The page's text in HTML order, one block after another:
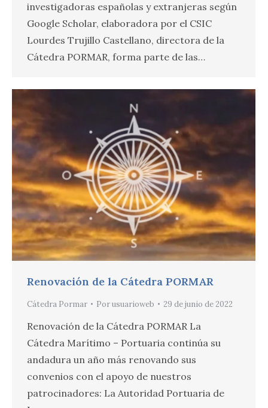
investigadoras españolas y extranjeras según
Google Scholar, elaboradora por el CSIC
Lourdes Trujillo Castellano, directora de la
Cátedra PORMAR, forma parte de las…
Renovación de la Cátedra PORMAR
Cátedra Pormar Porusuarioweb 29 de junio de 2022
Renovación de la Cátedra PORMAR La
Cátedra Marítimo – Portuaria continúa su
andadura un año más renovando sus
convenios con el apoyo de nuestros
patrocinadores: La Autoridad Portuaria de